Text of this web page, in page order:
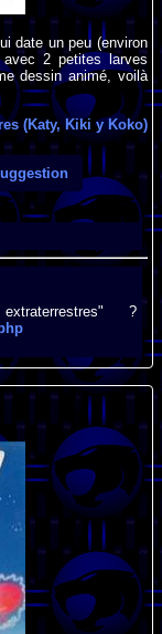
date un peu (environ
2 petites larves
dessin animé, voilà
(Katy, Kiki y Koko)
?